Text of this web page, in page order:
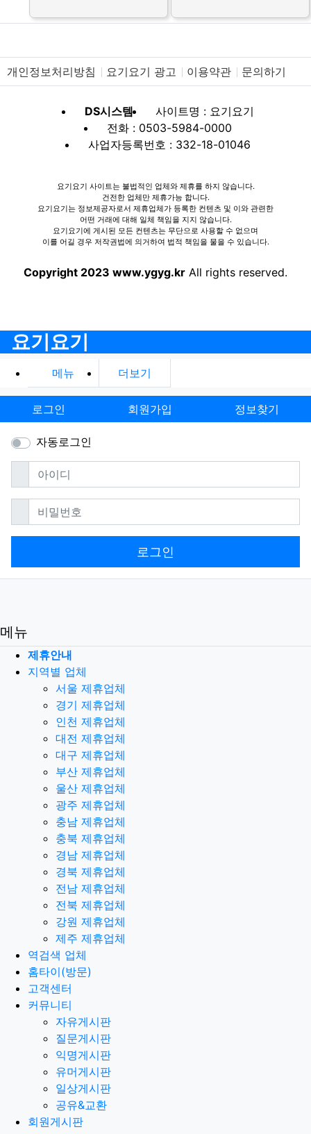
개인정보처리방침 요기요기 광고 이용약관 문의하기
DS시스템
사이트명 : 요기요기
전화 : 0503-5984-0000
사업자등록번호 : 332-18-01046
요기요기 사이트는 불법적인 업체와 제휴를 하지 않습니다.
건전한 업체만 제휴가능 합니다.
요기요기는 정보제공자로서 제휴업체가 등록한 컨텐츠 및 이와 관련한
어떤 거래에 대해 일체 책임을 지지 않습니다.
요기요기에 게시된 모든 컨텐츠는 무단으로 사용할 수 없으며
이를 어길 경우 저작권법에 의거하여 법적 책임을 물을 수 있습니다.
Copyright 2023 www.ygyg.kr All rights reserved.
요기요기
메뉴 더보기
로그인 회원가입 정보찾기
자동로그인
아이디필수
비밀번호필수
로그인
메뉴
제휴안내
지역별 업체
서울 제휴업체
경기 제휴업체
인천 제휴업체
대전 제휴업체
대구 제휴업체
부산 제휴업체
울산 제휴업체
광주 제휴업체
충남 제휴업체
충북 제휴업체
경남 제휴업체
경북 제휴업체
전남 제휴업체
전북 제휴업체
강원 제휴업체
제주 제휴업체
역검색 업체
홈타이(방문)
고객센터
커뮤니티
자유게시판
질문게시판
익명게시판
유머게시판
일상게시판
공유&교환
회원게시판